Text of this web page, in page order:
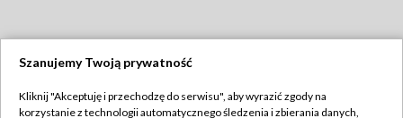
Szanujemy Twoją prywatność
Kliknij "Akceptuję i przechodzę do serwisu", aby wyrazić zgody na
korzystanie z technologii automatycznego śledzenia i zbierania danych,